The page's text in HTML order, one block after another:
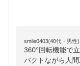
smile0403(40代・男性)
360°回転機能で
パクトながら人